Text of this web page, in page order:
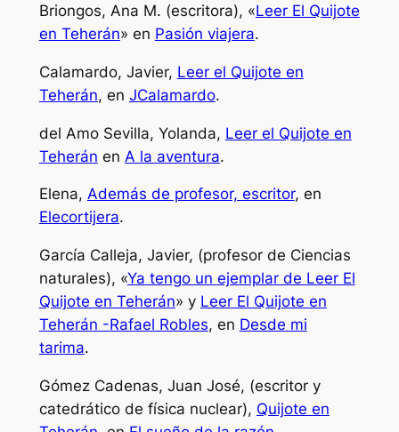
Briongos, Ana M. (escritora), «Leer El Quijote
en Teherán» en Pasión viajera.
Calamardo, Javier, Leer el Quijote en
Teherán, en JCalamardo.
del Amo Sevilla, Yolanda, Leer el Quijote en
Teherán en A la aventura.
Elena, Además de profesor, escritor, en
Elecortijera.
García Calleja, Javier, (profesor de Ciencias
naturales), «Ya tengo un ejemplar de Leer El
Quijote en Teherán» y Leer El Quijote en
Teherán -Rafael Robles, en Desde mi
tarima.
Gómez Cadenas, Juan José, (escritor y
catedrático de física nuclear), Quijote en